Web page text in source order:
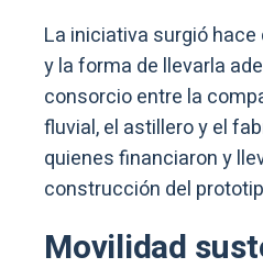
La iniciativa surgió hace
y la forma de llevarla
consorcio entre la
fluvial, el astillero y el
quienes financiaron y
construcción del
Movilidad